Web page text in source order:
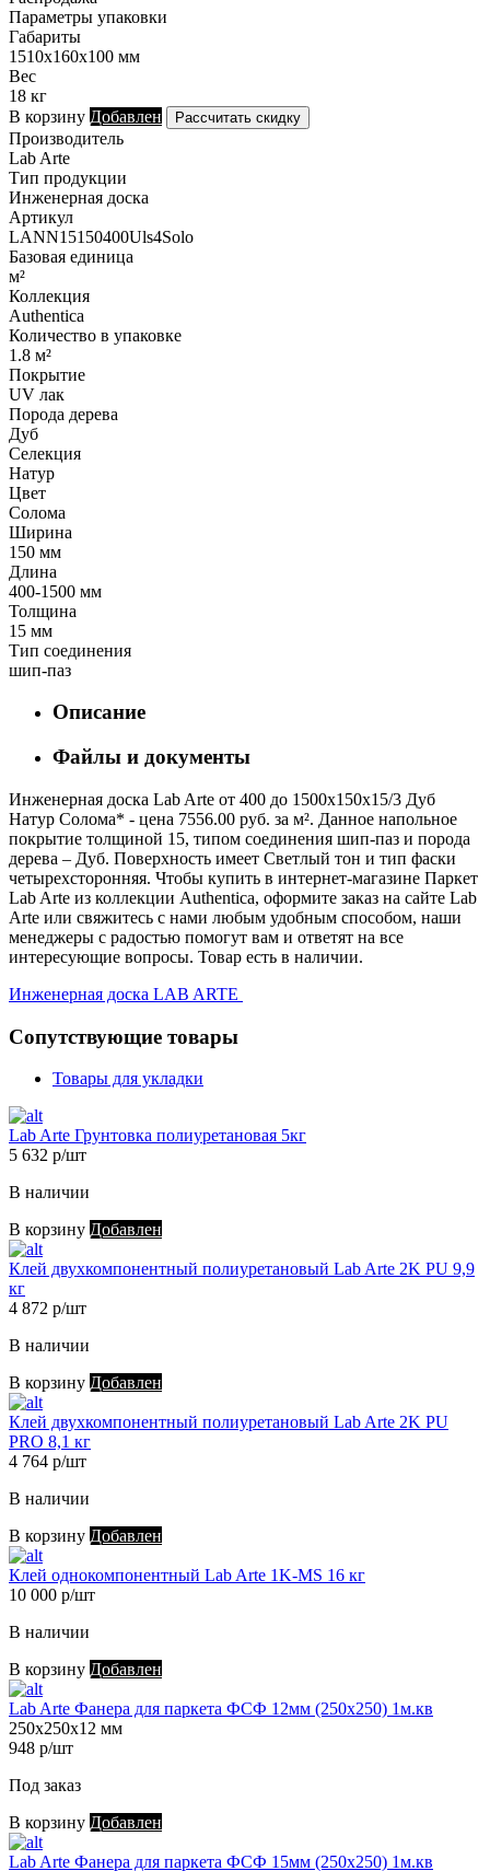
Параметры упаковки
Габариты
1510х160х100 мм
Вес
18 кг
В корзину Добавлен Рассчитать скидку
Производитель
Lab Arte
Тип продукции
Инженерная доска
Артикул
LANN15150400Uls4Solo
Базовая единица
м²
Коллекция
Authentica
Количество в упаковке
1.8 м²
Покрытие
UV лак
Порода дерева
Дуб
Селекция
Натур
Цвет
Солома
Ширина
150 мм
Длина
400-1500 мм
Толщина
15 мм
Тип соединения
шип-паз
Описание
Файлы и документы
Инженерная доска Lab Arte от 400 до 1500х150х15/3 Дуб
Натур Солома* - цена 7556.00 руб. за м². Данное напольное
покрытие толщиной 15, типом соединения шип-паз и порода
дерева – Дуб. Поверхность имеет Светлый тон и тип фаски
четырехсторонняя. Чтобы купить в интернет-магазине Паркет
Lab Arte из коллекции Authentica, оформите заказ на сайте Lab
Arte или свяжитесь с нами любым удобным способом, наши
менеджеры с радостью помогут вам и ответят на все
интересующие вопросы. Товар есть в наличии.
Инженерная доска LAB ARTE
Сопутствующие товары
Товары для укладки
Lab Arte Грунтовка полиуретановая 5кг
5 632 р/шт
В наличии
В корзину Добавлен
Клей двухкомпонентный полиуретановый Lab Arte 2K PU 9,9
кг
4 872 р/шт
В наличии
В корзину Добавлен
Клей двухкомпонентный полиуретановый Lab Arte 2K PU
PRO 8,1 кг
4 764 р/шт
В наличии
В корзину Добавлен
Клей однокомпонентный Lab Arte 1K-MS 16 кг
10 000 р/шт
В наличии
В корзину Добавлен
Lab Arte Фанера для паркета ФСФ 12мм (250х250) 1м.кв
250х250х12 мм
948 р/шт
Под заказ
В корзину Добавлен
Lab Arte Фанера для паркета ФСФ 15мм (250х250) 1м.кв